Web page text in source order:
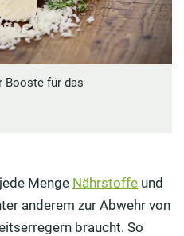
Booste für das
Menge Nährstoffe und
anderem zur Abwehr von
braucht. So